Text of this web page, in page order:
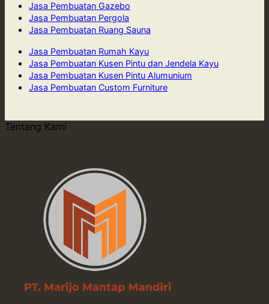
Jasa Pembuatan Gazebo
Jasa Pembuatan Pergola
Jasa Pembuatan Ruang Sauna
Jasa Pembuatan Rumah Kayu
Jasa Pembuatan Kusen Pintu dan Jendela Kayu
Jasa Pembuatan Kusen Pintu Alumunium
Jasa Pembuatan Custom Furniture
Tentang Kami